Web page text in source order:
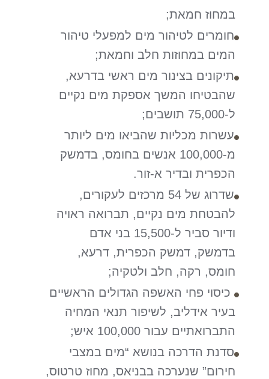
במחוז חמאת;
חומרים לטיהור מים למפעלי טיהור
המים במחוזות חלב וחמאת;
תיקונים בצינור מים ראשי בדרעא,
שהבטיחו המשך אספקת מים נקיים
ל-75,000 תושבים;
עשרות מכליות שהביאו מים ליותר
מ-100,000 אנשים בחומס, בדמשק
הכפרית ובדיר א-זור.
שדרוג של 54 מרכזים לעקורים,
להבטחת מים נקיים, תברואה ראויה
ודיור סביר ל-15,500 בני אדם
בדמשק, דמשק הכפרית, דרעא,
חומס, רקה, חלב ולטקיה;
כיסוי פחי האשפה הגדולים הראשיים
בעיר אידליב, לשיפור תנאי המחיה
התברואתיים עבור 100,000 איש;
סדנת הדרכה בנושא “מים במצבי
חירום” שנערכה בבניאס, מחוז טרטוס,